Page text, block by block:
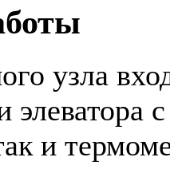
узла
элеватора
и